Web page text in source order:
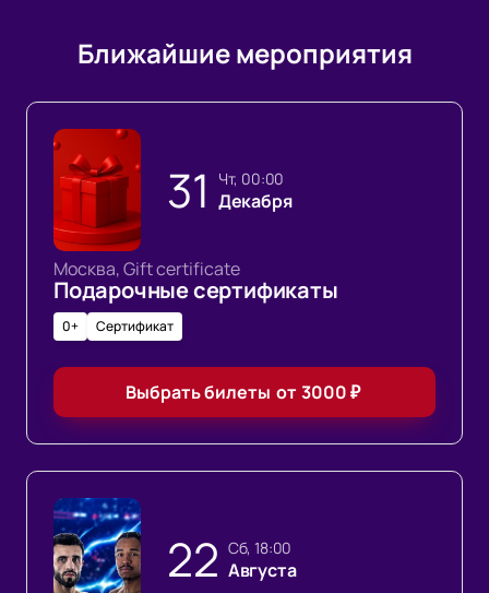
Ближайшие мероприятия
31 чт, 00:00
Декабря
Москва, Gift certificate
Подарочные сертификаты
0+ Сертификат
Выбрать билеты от 3000₽
22 сб, 18:00
Августа